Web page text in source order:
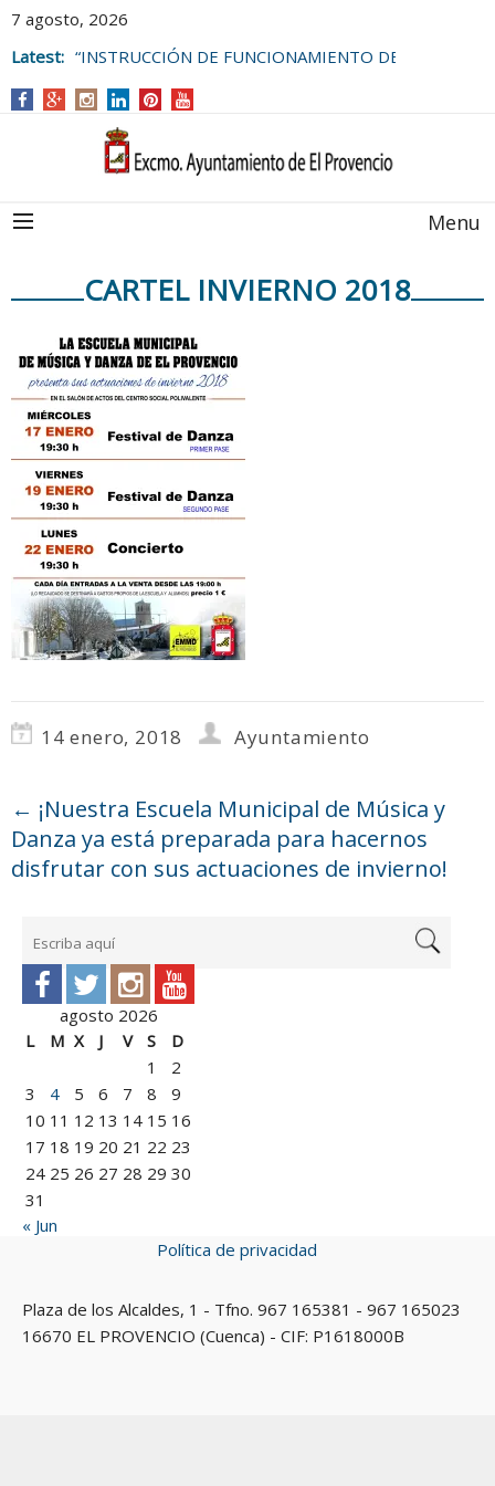
7 agosto, 2026
Latest: “INSTRUCCIÓN DE FUNCIONAMIENTO DE
AYUNTAMIENTO DE EL PROVENCIO
Menu
CARTEL INVIERNO 2018
14 enero, 2018 Ayuntamiento
← ¡Nuestra Escuela Municipal de Música y
Danza ya está preparada para hacernos
disfrutar con sus actuaciones de invierno!
agosto 2026
L
M X J V S
D
1
2
3
4 5 6 7 8
9
10 11 12 13 14 15 16
17 18 19 20 21 22 23
24 25 26 27 28 29 30
31
« Jun
Política de privacidad
Plaza de los Alcaldes, 1 - Tfno. 967 165381 - 967 165023
16670 EL PROVENCIO (Cuenca) - CIF: P1618000B